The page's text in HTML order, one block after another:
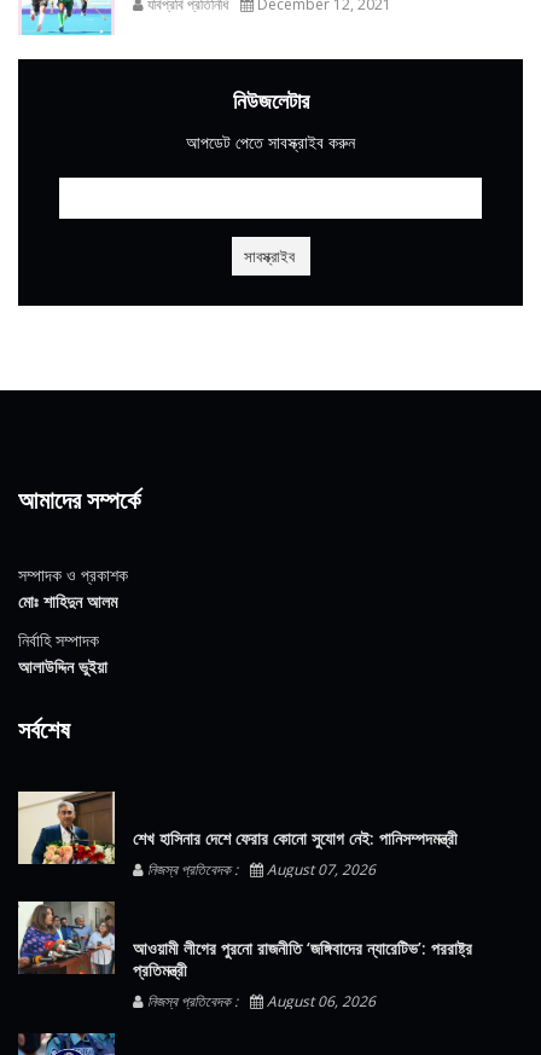
নিউজলেটার
আপডেট পেতে সাবস্ক্রাইব করুন
আমাদের সম্পর্কে
সম্পাদক ও প্রকাশক
মোঃ শাহিদুন আলম
নির্বাহি সম্পাদক
আলাউদ্দিন ভুইয়া
সর্বশেষ
শেখ হাসিনার দেশে ফেরার কোনো সুযোগ নেই: পানিসম্পদমন্ত্রী
নিজস্ব প্রতিবেদক : August 07, 2026
আওয়ামী লীগের পুরনো রাজনীতি ‘জঙ্গিবাদের ন্যারেটিভ’: পররাষ্ট্র
প্রতিমন্ত্রী
নিজস্ব প্রতিবেদক : August 06, 2026